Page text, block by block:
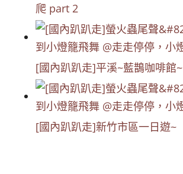
爬 part 2
[國內趴趴走]平溪~藍鵲咖啡館~
[國內趴趴走]新竹市區一日遊~